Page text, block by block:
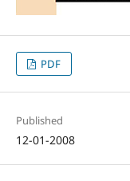
PDF
Published
12-01-2008